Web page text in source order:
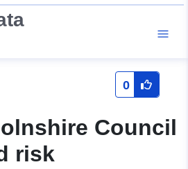
0
Council
risk